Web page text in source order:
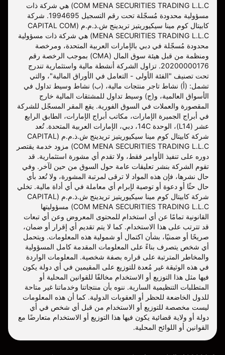
COM MENA SECURITIES TRADING L.L.C) هي شركة ذات
مسؤولية محدودة مُسجّلة تحت رقم التسجيل 1994695. شركة
كابيتال كوم مينا سيكيوريتيز تريدينج ش.ذ.م.م (CAPITAL COM
MENA SECURITIES TRADING L.L.C) هي شركة ذات مسؤولية
محدودة مُسجّلة في دبي بالإمارات العربية المتحدة، ومرخصة
ومنظمة من قبل هيئة سوق المال (CMA) بموجب الرخصة رقم
20200000176. تزاول الشركة أنشطة مالية واستثمارية تندرج
تحت تصنيف "الفئة الأولى - التعامل في الأوراق المالية"، والتي
تشمل: (أ) نشاط تاجر منتجات مالية، (ب) نشاط وسيط تداول في
الأسواق العالمية، و(ج) وسيط تداول للمشتقات المالية خارج
المقصورة والعملات في السوق الفورية. يقع المقر المسجّل للشركة
في أبراج الجميرة الإمارات، مكاتب أبراج الإمارات، الطابق الرابع
عشر (L14)، الوحدة 14C، دبي، الإمارات العربية المتحدة. تُعد
شركة كابيتال كوم مينا سيكيوريتيز تريدينج ش.ذ.م.م (CAPITAL
COM MENA SECURITIES TRADING L.L.C) مزود خدمة يقتصر
دوره على تنفيذ الأوامر فقط، ولا تقدم أي مشورة استثمارية. قد
تقوم الشركة بنشر تعليقات عامة حول السوق من حين لآخر. وفي
حال نشرها، فإن هذه المواد لا ترقى لمرتبة المشورة، ولا تُعد بأي
حال حثًا أو دعوة أو توصية لإبرام أي معاملة في أي أداة مالية. تخلي
شركة كابيتال كوم مينا سيكيوريتيز تريدينج ش.ذ.م.م (CAPITAL
COM MENA SECURITIES TRADING L.L.C) مسؤوليتها
القانونية تمامًا عن أي استخدام للمحتوى المعروض وعن أي تبعات
قد تترتب على هذا الاستخدام. كما لا يتم تقديم أي إقرار أو ضمان،
صريحًا أو ضمنيًا، بشأن اكتمال أو شمولية هذه المعلومات. ويتحمل
أي شخص يتصرف بناءً على المعلومات المقدمة كامل المسؤولية
والمخاطر المترتبة على قراره بصفة شخصية. المعلومات الواردة
في هذه الوثيقة غير مُعدة للتوزيع على المقيمين في أي دولة يكون
فيها مثل هذا التوزيع أو الاستخدام مخالفًا للقوانين المحلية أو
المتطلبات التنظيمية السارية. ننوه بأن منتجاتنا وخدماتنا غير متاحة
للدول الخاضعة للحظر أو العقوبات الدولية. كما أن هذه المعلومات
ليست مخصصة للتوزيع أو الاستخدام من قبل أي شخص في أي
دولة أو ولاية قضائية يكون فيها هذا التوزيع أو الاستخدام متعارضًا مع
القوانين أو اللوائح المحلية.